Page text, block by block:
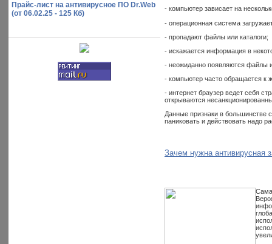
Прайс-лист на антивирусное ПО Dr.Web
(от 06.02.25 - 125 Кб)
- компьютер зависает на
- операционная система
- пропадают файлы или каталоги;
- искажается информация в
- неожиданно появляются файлы
- компьютер часто обращается к
- интернет браузер ведет себя
открываются
Данные признаки в большинстве
паниковать и действовать надо
Зачем нужна антивирусная